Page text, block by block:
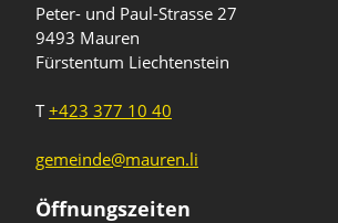
Peter- und Paul-Strasse 27
9493 Mauren
Fürstentum Liechtenstein
T+423 377 10 40
gemeinde@mauren.li
Öffnungszeiten